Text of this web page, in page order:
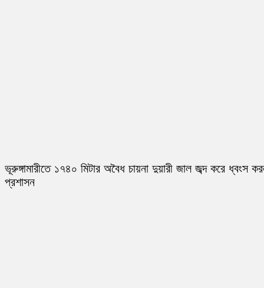
ভূরুঙ্গামারীতে ১৭৪০ মিটার অবৈধ চায়না দুয়ারী জাল জব্দ করে ধ্বংস
প্রশাসন